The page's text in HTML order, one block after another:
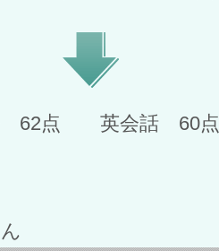
62点 英会話 60点